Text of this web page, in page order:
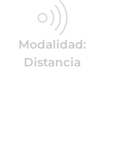
Modalidad:
Distancia